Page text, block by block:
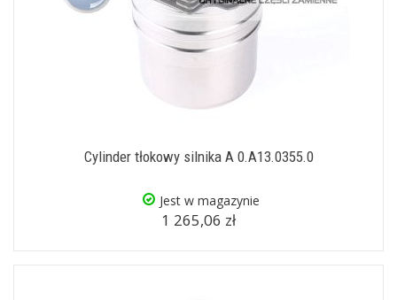
Cylinder tłokowy silnika A 0.A13.0355.0
Jest w magazynie
1 265,06 zł